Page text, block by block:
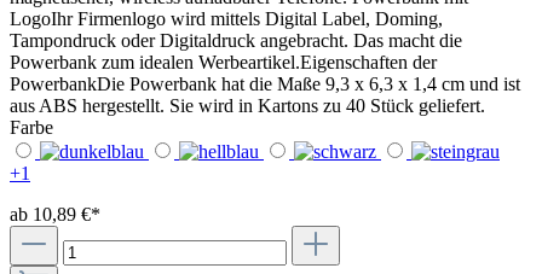
LogoIhr Firmenlogo wird mittels Digital Label, Doming,
Tampondruck oder Digitaldruck angebracht. Das macht die
Powerbank zum idealen Werbeartikel.Eigenschaften der
PowerbankDie Powerbank hat die Maße 9,3 x 6,3 x 1,4 cm und ist
aus ABS hergestellt. Sie wird in Kartons zu 40 Stück geliefert.
Farbe
+1
ab 10,89 €*